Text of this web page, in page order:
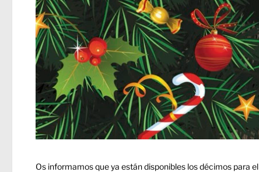
Os informamos que ya están disponibles los décimos para el